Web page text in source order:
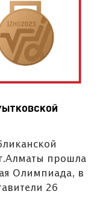
прошла
Олимпиада, в
26